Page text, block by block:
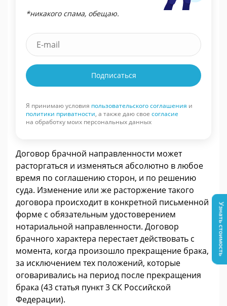
*никакого спама, обещаю.
Подписаться
Я принимаю условия пользовательского соглашения и
политики приватности, а также даю свое согласие
на обработку моих персональных данных
Договор брачной направленности может
расторгаться и изменяться абсолютно в любое
время по соглашению сторон, и по решению
суда. Изменение или же расторжение такого
договора происходит в конкретной письменной
форме с обязательным удостоверением
нотариальной направленности. Договор
брачного характера перестает действовать с
момента, когда произошло прекращение брака,
за исключением тех положений, которые
оговаривались на период после прекращения
брака (43 статья пункт 3 СК Российской
Федерации).
Узнать стоимость